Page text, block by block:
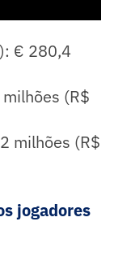
€ 280,4
(R$
milhões (R$
jogadores